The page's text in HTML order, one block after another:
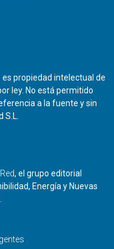
propiedad intelectual de
ley. No está permitido
a la fuente y sin
S.L.
, el grupo editorial
Energía y Nuevas